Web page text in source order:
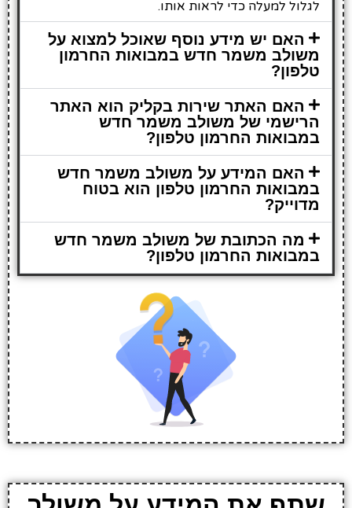
לגלול למעלה כדי לראות אותו.
האם יש מידע נוסף שאוכל למצוא על
משולב משמר חדש במבואות החרמון
טלפון?
האם האתר שירות בקליק הוא האתר
הרישמי של משולב משמר חדש
במבואות החרמון טלפון?
האם המידע על משולב משמר חדש
במבואות החרמון טלפון הוא בטוח
מדוייק?
מה הכתובת של משולב משמר חדש
במבואות החרמון טלפון?